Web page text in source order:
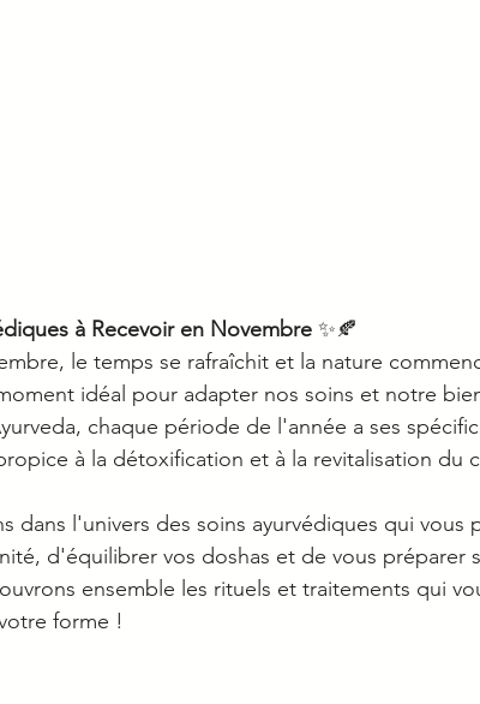
à Recevoir en Novembre ✨🍂
le temps se rafraîchit et la nature
idéal pour adapter nos soins et notre
chaque période de l'année a ses
à la détoxification et à la revitalisation du
dans l'univers des soins ayurvédiques qui vous
d'équilibrer vos doshas et de vous préparer
ensemble les rituels et traitements qui
forme !